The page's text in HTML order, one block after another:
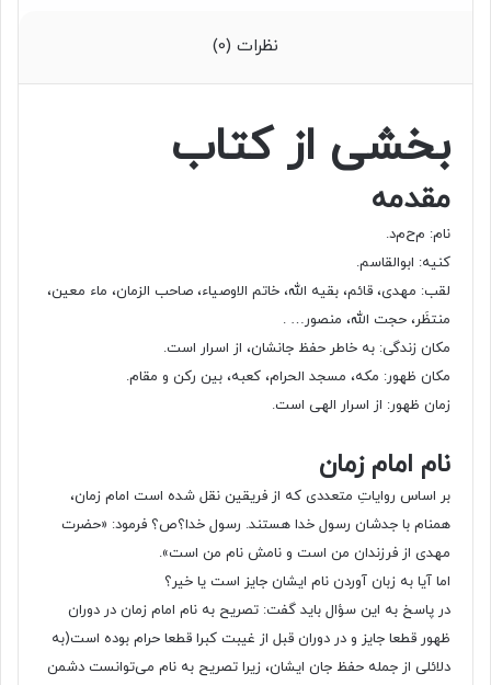
نظرات (0)
بخشی از کتاب
مقدمه
نام: م ح م د.
کنیه: ابوالقاسم.
لقب: مهدی، قائم، بقیه الله، خاتم الاوصیاء، صاحب الزمان، ماء معین،
منتظَر، حجت الله، منصور… .
مکان زندگی: به خاطر حفظ جانشان، از اسرار است.
مکان ظهور: مکه، مسجد الحرام، کعبه، بین رکن و مقام.
زمان ظهور: از اسرار الهی است.
نام امام زمان
بر اساس روایاتِ متعددی که از فریقین نقل شده است امام زمان،
همنام با جدشان رسول خدا هستند. رسول خدا؟ص؟ فرمود: «حضرت
مهدی از فرزندان من است و نامش نام من است».
اما آیا به زبان آوردن نام ایشان جایز است یا خیر؟
در پاسخ به این سؤال باید گفت: تصریح به نام امام زمان در دوران
ظهور قطعا جایز و در دوران قبل از غیبت کبرا قطعا حرام بوده است(به
دلائلی از جمله حفظ جان ایشان، زیرا تصریح به نام می‌توانست دشمن